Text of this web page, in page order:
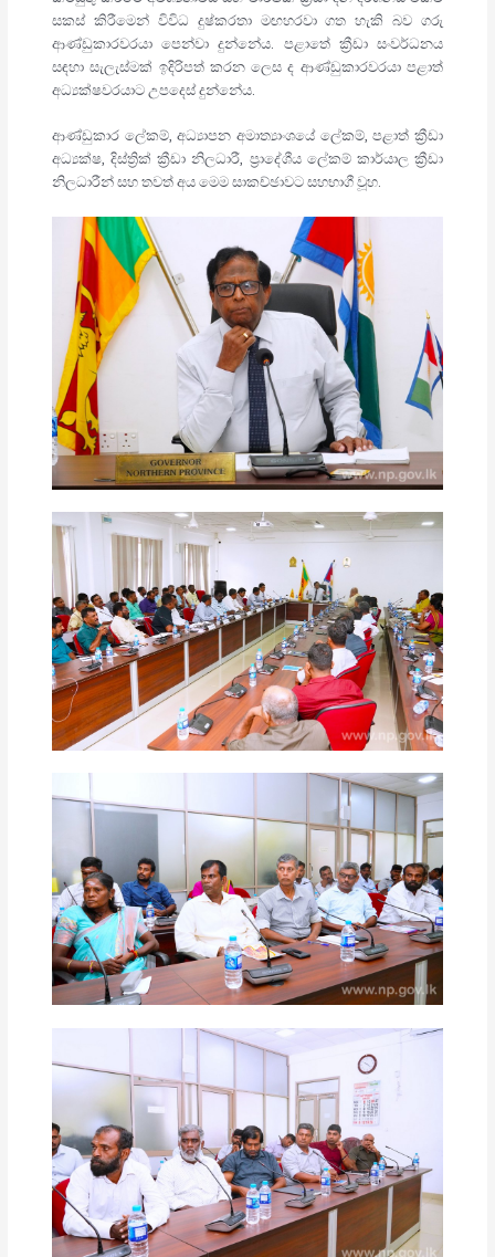
සකස් කිරීමෙන් විවිධ දුෂ්කරතා මඟහරවා ගත හැකි බව ගරු
ආණ්ඩුකාරවරයා පෙන්වා දුන්නේය. පළාතේ ක්‍රීඩා සංවර්ධනය
සඳහා සැලැස්මක් ඉදිරිපත් කරන ලෙස ද ආණ්ඩුකාරවරයා පළාත්
අධ්‍යක්ෂවරයාට උපදෙස් දුන්නේය.
ආණ්ඩුකාර ලේකම්, අධ්‍යාපන අමාත්‍යාංශයේ ලේකම්, පළාත් ක්‍රීඩා
අධ්‍යක්ෂ, දිස්ත්‍රික් ක්‍රීඩා නිලධාරී, ප්‍රාදේශීය ලේකම් කාර්යාල ක්‍රීඩා
නිලධාරීන් සහ තවත් අය මෙම සාකච්ඡාවට සහභාගී වූහ.